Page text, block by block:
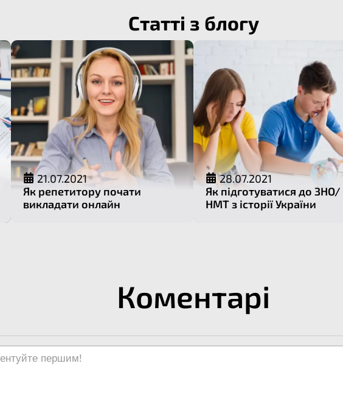
Статті з блогу
21.07.2021
Як репетитору почати
викладати онлайн
28.07.2021
Як підготуватися до ЗНО/
НМТ з історії України
Коментарі